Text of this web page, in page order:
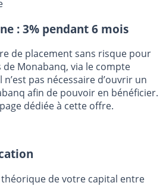
: 3% pendant 6 mois
de placement sans risque pour
Monabanq, via le compte
pas nécessaire d’ouvrir un
dédiée à cette offre.